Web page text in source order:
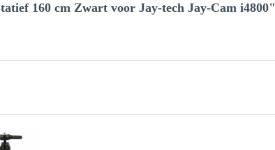
160 cm Zwart voor Jay-tech Jay-Cam i4800"